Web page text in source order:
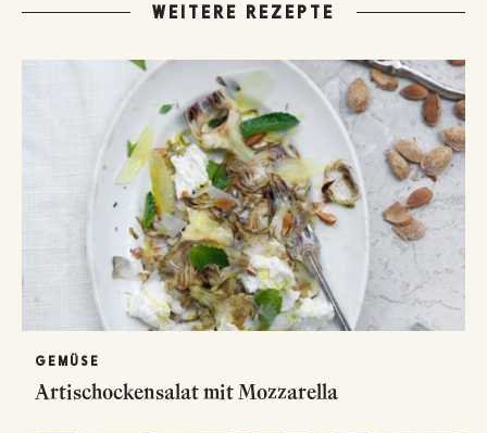
WEITERE REZEPTE
GEMÜSE
Artischockensalat mit Mozzarella